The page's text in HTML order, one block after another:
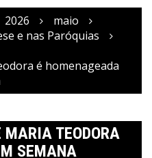
2026
maio
e nas Paróquias
é homenageada
MARIA TEODORA
SEMANA